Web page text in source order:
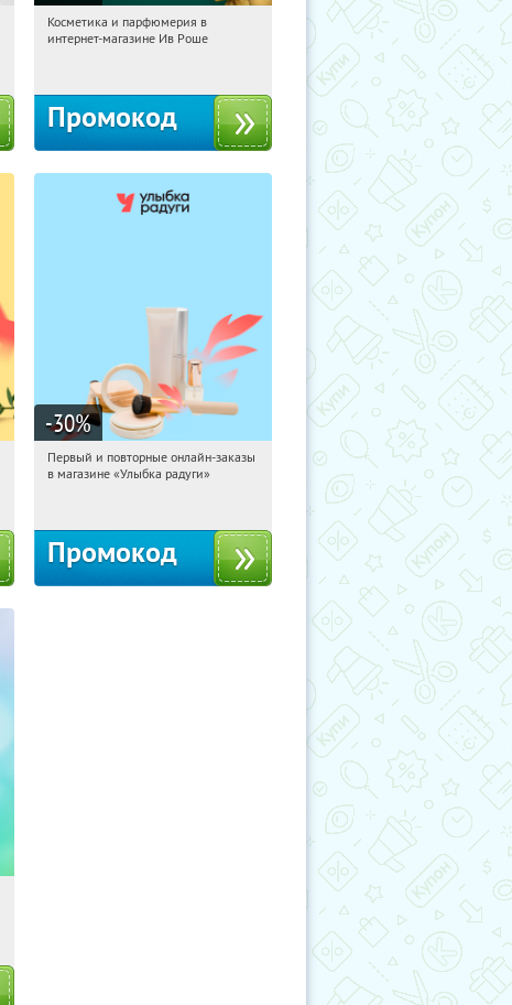
11:45:20 Получили:
Косметика и парфюмерия в
интернет-магазине Ив Роше
Промокод
-30%
11:45:20 Получили:2
Первый и повторные онлайн-заказы
в магазине «Улыбка радуги»
Промокод